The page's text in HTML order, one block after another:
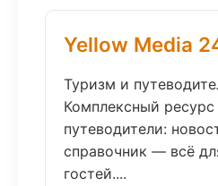
Yellow Media
Туризм и
Комплексный
путеводители:
справочник — всё
гостей....